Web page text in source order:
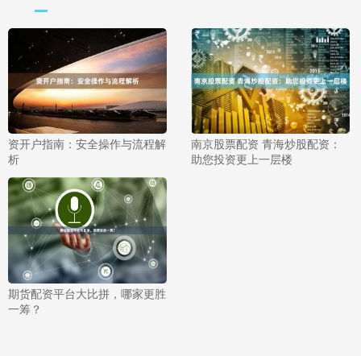
资开户指南：安全操作与流程解
析
南京股票配资 青海炒股配资：
助您投资更上一层楼
期货配资平台大比拼，哪家更胜
一筹？